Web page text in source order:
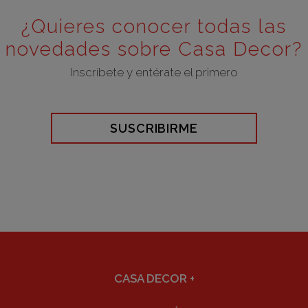
¿Quieres conocer todas las
novedades sobre Casa Decor?
Inscríbete y entérate el primero
SUSCRIBIRME
CASA DECOR +